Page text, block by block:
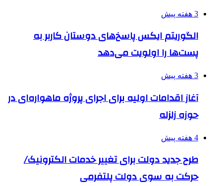
3 هفته پیش
الگوریتم ایکس پاسخ‌های دوستان کاربر به
پست‌ها را اولویت می‌دهد
3 هفته پیش
آغاز اقدامات اولیه برای اجرای پروژه ماهواره‌ای در
حوزه زلزله
4 هفته پیش
طرح جدید دولت برای تغییر خدمات الکترونیک/
حرکت به سوی دولت پلتفرمی